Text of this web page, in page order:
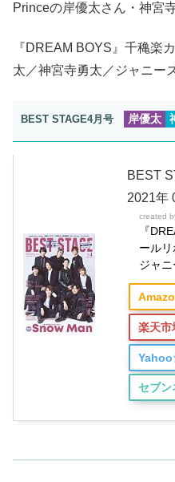
Princeの岸優太さん・神宮
『DREAM BOYS』千穐楽
太／神宮寺勇太／ジャニー
BEST STAGE4月号 岸優太
BEST
2021年
created
『
ール
ジャニ
楽天市
Yahoo
セブン